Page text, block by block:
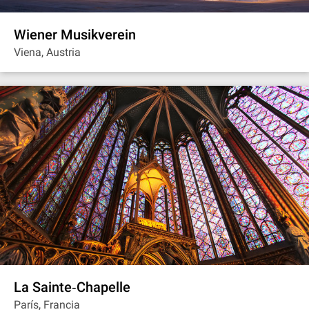
Wiener Musikverein
Viena, Austria
La Sainte‐Chapelle
París, Francia